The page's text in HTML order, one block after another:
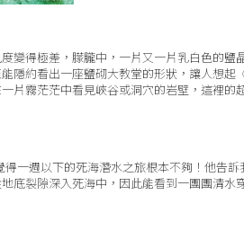
變得極差，朦朧中，一片又一片乳白色的鹽
隱約看出一座鹽砌大教堂的形狀，讓人想起
片霧茫茫中看見峽谷或洞穴的岩壁，這裡的
一週以下的死海潛水之旅根本不夠！他告訴
裂隙深入死海中，因此能看到一團團清水